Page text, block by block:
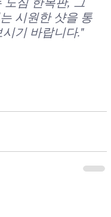
시원한 샷을 통
기 바랍니다."